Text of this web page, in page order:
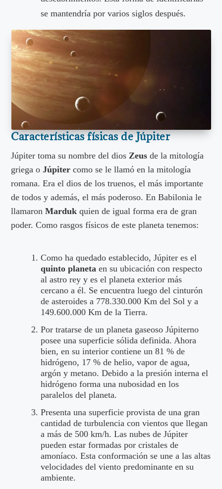
se mantendría por varios siglos después.
Características físicas de Júpiter
Júpiter toma su nombre del diosZeus de la mitología
griega oJúpiter como se le llamó en la mitología
romana. Era el dios de los truenos, el más importante
de todos y además, el más poderoso. En Babilonia le
llamaronMardukquien de igual forma era de gran
poder. Como rasgos físicos de este planeta tenemos:
Como ha quedado establecido, Júpiter es el
quinto planeta en su ubicación con respecto
al astro rey y es el planeta exterior más
cercano a él. Se encuentra luego del cinturón
de asteroides a 778.330.000 Km del Sol y a
149.600.000 Km de la Tierra.
Por tratarse de un planeta gaseoso Júpiterno
posee una superficie sólida definida. Ahora
bien, en su interior contiene un 81 % de
hidrógeno, 17 % de helio, vapor de agua,
argón y metano. Debido a la presión interna el
hidrógeno forma una nubosidad en los
paralelos del planeta.
Presenta una superficie provista de una gran
cantidad de turbulencia con vientos que llegan
a más de 500 km/h. Las nubes de Júpiter
pueden estar formadas por cristales de
amoníaco. Esta conformación se une a las altas
velocidades del viento predominante en su
ambiente.